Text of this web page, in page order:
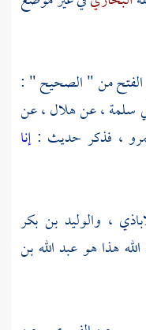
الفتح من " الصحيح " :
سلمة، عنهلال، عن
، فذكر حديث :إنا
، والوليد بن بكر
هذا هوعبد الله بن